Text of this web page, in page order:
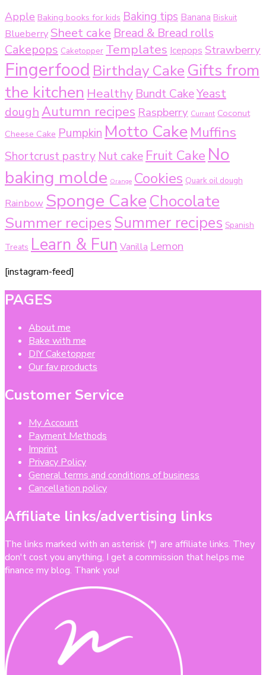
Apple Baking books for kids Baking tips Banana Biskuit
Blueberry Sheet cake Bread & Bread rolls
Cakepops Caketopper Templates Icepops Strawberry
Fingerfood Birthday Cake Gifts from
the kitchen Healthy Bundt CakeYeast
doughAutumn recipesRaspberry Currant Coconut
Cheese Cake Pumpkin Motto CakeMuffins
Shortcrust pastry Nut cake Fruit Cake No
baking molde Orange Cookies Quark oil dough
Rainbow Sponge Cake Chocolate
Summer recipesSummer recipes Spanish
Treats Learn & Fun Vanilla Lemon
[instagram-feed]
PAGES
About me
Bake with me
DIY Caketopper
Our fav products
Customer Service
My Account
Payment Methods
Imprint
Privacy Policy
General terms and conditions of business
Cancellation policy
Affiliate links/advertising links
The links marked with an asterisk (*) are affiliate links. They
don't cost you anything, I get a commission that helps me
finance my blog. Thank you!